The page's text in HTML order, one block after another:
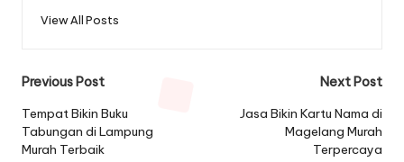
View All Posts
Post
navigation
Previous Post
Tempat Bikin Buku
Tabungan di Lampung
Murah Terbaik
Next Post
Jasa Bikin Kartu Nama di
Magelang Murah
Terpercaya